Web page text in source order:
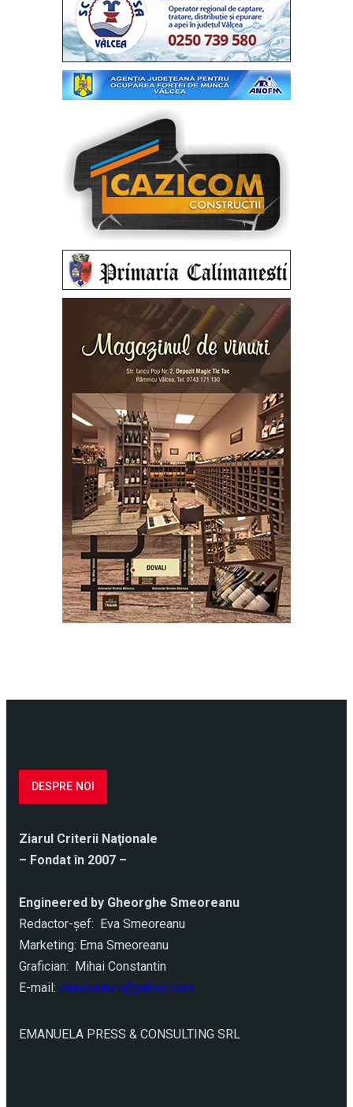
DESPRE NOI
Ziarul Criterii Naţionale
– Fondat în 2007 –
Engineered by Gheorghe Smeoreanu
Redactor-şef: Eva Smeoreanu
Marketing: Ema Smeoreanu
Grafician: Mihai Constantin
E-mail: ziarulcriterii@yahoo.com
EMANUELA PRESS & CONSULTING SRL